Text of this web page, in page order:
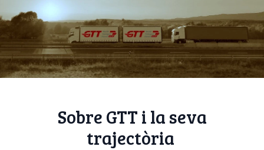
Sobre GTT i la seva
trajectòria